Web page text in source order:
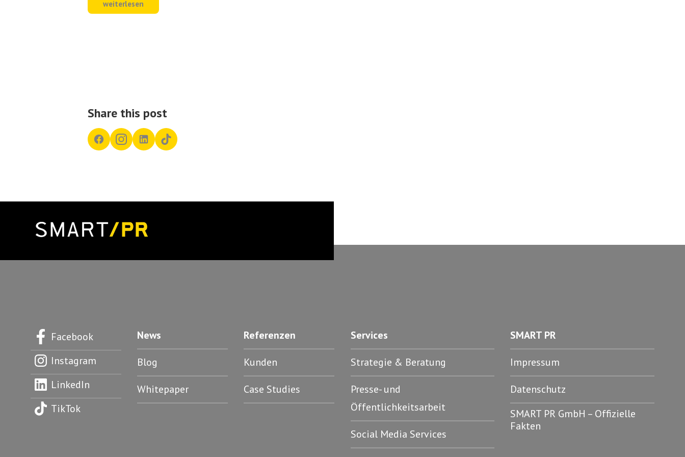
weiterlesen
Share this post
Facebook
Instagram
LinkedIn
TikTok
News
Blog
Whitepaper
Referenzen
Kunden
Case Studies
Services
Strategie & Beratung
Presse- und
Öffentlichkeitsarbeit
Social Media Services
SMART PR
Impressum
Datenschutz
SMART PR GmbH – Offizielle
Fakten